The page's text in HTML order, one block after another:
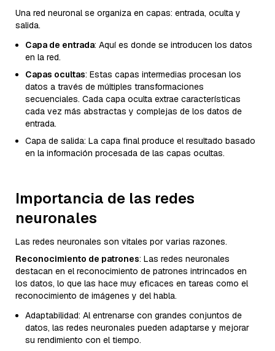
Una red neuronal se organiza en capas: entrada, oculta y
salida.
Capa de entrada: Aquí es donde se introducen los datos
en la red.
Capas ocultas: Estas capas intermedias procesan los
datos a través de múltiples transformaciones
secuenciales. Cada capa oculta extrae características
cada vez más abstractas y complejas de los datos de
entrada.
Capa de salida: La capa final produce el resultado basado
en la información procesada de las capas ocultas.
Importancia de las redes
neuronales
Las redes neuronales son vitales por varias razones.
Reconocimiento de patrones: Las redes neuronales
destacan en el reconocimiento de patrones intrincados en
los datos, lo que las hace muy eficaces en tareas como el
reconocimiento de imágenes y del habla.
Adaptabilidad: Al entrenarse con grandes conjuntos de
datos, las redes neuronales pueden adaptarse y mejorar
su rendimiento con el tiempo.